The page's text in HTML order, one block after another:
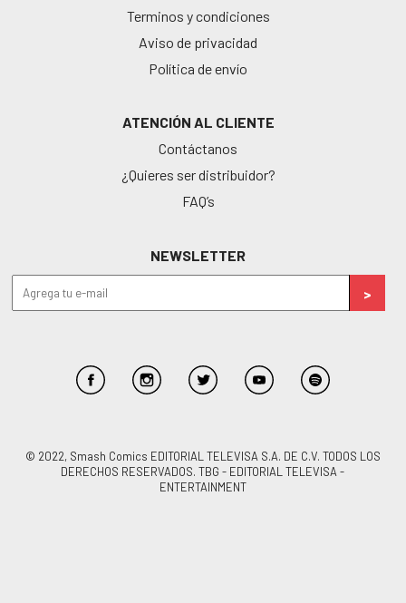
Terminos y condiciones
Aviso de privacidad
Política de envío
ATENCIÓN AL CLIENTE
Contáctanos
¿Quieres ser distribuidor?
FAQ’s
NEWSLETTER
© 2022, Smash Comics EDITORIAL TELEVISA S.A. DE C.V. TODOS LOS
DERECHOS RESERVADOS. TBG - EDITORIAL TELEVISA -
ENTERTAINMENT